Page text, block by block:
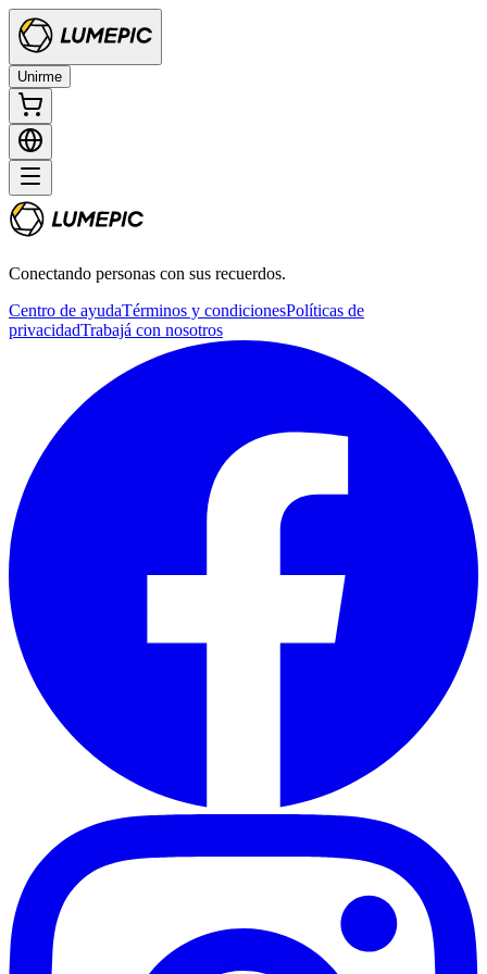
Unirme
Conectando personas con sus recuerdos.
Centro de ayudaTérminos y condicionesPolíticas de
privacidadTrabajá con nosotros